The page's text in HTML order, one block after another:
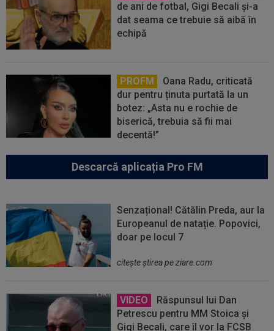
de ani de fotbal, Gigi Becali și-a
dat seama ce trebuie să aibă în
echipă
PROFM
Oana Radu, criticată
dur pentru ținuta purtată la un
botez: „Asta nu e rochie de
biserică, trebuia să fii mai
decentă!”
Descarcă aplicația Pro FM
Senzațional! Cătălin Preda, aur la
Europeanul de natație. Popovici,
doar pe locul 7
citeşte ştirea pe ziare.com
VIDEO
Răspunsul lui Dan
Petrescu pentru MM Stoica și
Gigi Becali, care îl vor la FCSB